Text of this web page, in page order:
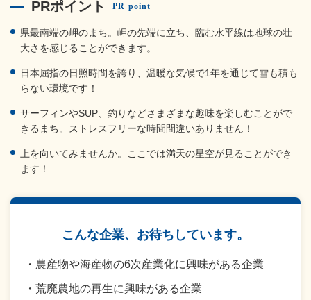
PRポイント PR point
県最南端の岬のまち。岬の先端に立ち、臨む水平線は地球の壮
大さを感じることができます。
日本屈指の日照時間を誇り、温暖な気候で1年を通じて雪も積も
らない環境です！
サーフィンやSUP、釣りなどさまざまな趣味を楽しむことがで
きるまち。ストレスフリーな時間間違いありません！
上を向いてみませんか。ここでは満天の星空が見ることができ
ます！
こんな企業、お待ちしています。
農産物や海産物の6次産業化に興味がある企業
荒廃農地の再生に興味がある企業